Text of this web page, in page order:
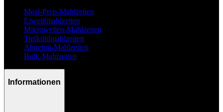
Meal-Prep-Mahlzeiten
Eiweißmahlzeiten
Mikrowellen-Mahlzeiten
Tiefkühlmahlzeiten
Abnehm-Mahlzeiten
Bulk-Mahlzeiten
Informationen